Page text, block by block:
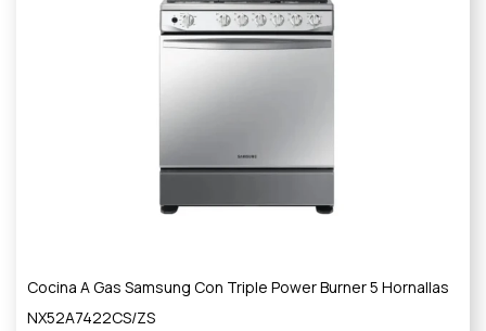
Cocina A Gas Samsung Con Triple Power Burner 5 Hornallas
NX52A7422CS/ZS